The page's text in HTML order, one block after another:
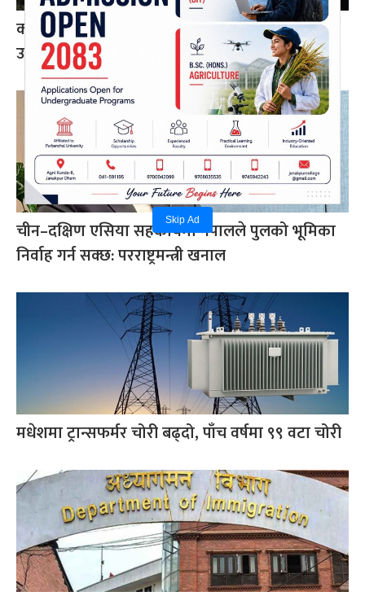
Skip Ad
करदाता प्रोत्साहन कार्यक्रम सफल भए अन्तर्राष्ट्रिय
उदाहरण बन्न सक्छ: अर्थमन्त्री डा. वाग्ले
चीन–दक्षिण एसिया सहकार्यमा नेपालले पुलको भूमिका
निर्वाह गर्न सक्छ: परराष्ट्रमन्त्री खनाल
मधेशमा ट्रान्सफर्मर चोरी बढ्दो, पाँच वर्षमा ९९ वटा चोरी